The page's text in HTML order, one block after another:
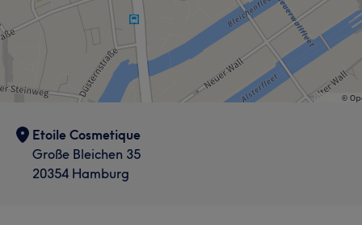
Etoile Cosmetique
Große Bleichen 35
20354 Hamburg